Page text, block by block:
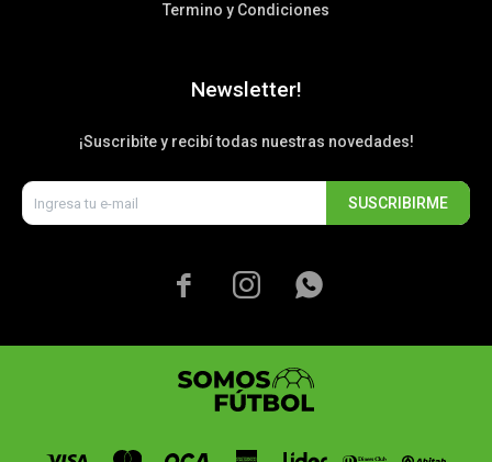
Termino y Condiciones
Newsletter!
¡Suscribite y recibí todas nuestras novedades!
SUSCRIBIRME
  